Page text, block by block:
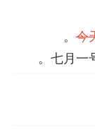
今
七月一